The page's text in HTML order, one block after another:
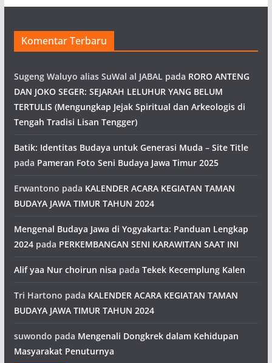
Komentar Terbaru
Sugeng Waluyo alias SuWal al JABAL pada RORO ANTENG
DAN JOKO SEGER: SEJARAH LELUHUR YANG BELUM
TERTULIS (Mengungkap Jejak Spiritual dan Arkeologis di
Tengah Tradisi Lisan Tengger)
Batik: Identitas Budaya untuk Generasi Muda – Site Title
pada Pameran Foto Seni Budaya Jawa Timur 2025
Erwantono pada KALENDER ACARA KEGIATAN TAMAN
BUDAYA JAWA TIMUR TAHUN 2024
Mengenal Budaya Jawa di Yogyakarta: Panduan Lengkap
2024pada PERKEMBANGAN SENI KARAWITAN SAAT INI
Alif yaa Nur choirun nisa pada Tekek Kecemplung Kalen
Tri Hartono pada KALENDER ACARA KEGIATAN TAMAN
BUDAYA JAWA TIMUR TAHUN 2024
suwondo pada Mengenali Dongkrek dalam Kehidupan
Masyarakat Penuturnya